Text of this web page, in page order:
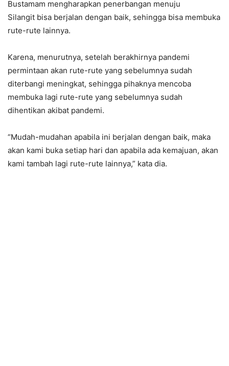
Bustamam mengharapkan penerbangan menuju
Silangit bisa berjalan dengan baik, sehingga bisa membuka
rute-rute lainnya.
Karena, menurutnya, setelah berakhirnya pandemi
permintaan akan rute-rute yang sebelumnya sudah
diterbangi meningkat, sehingga pihaknya mencoba
membuka lagi rute-rute yang sebelumnya sudah
dihentikan akibat pandemi.
“Mudah-mudahan apabila ini berjalan dengan baik, maka
akan kami buka setiap hari dan apabila ada kemajuan, akan
kami tambah lagi rute-rute lainnya,” kata dia.